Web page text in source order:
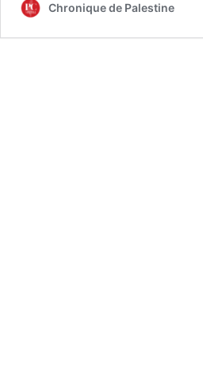
Chronique de Palestine